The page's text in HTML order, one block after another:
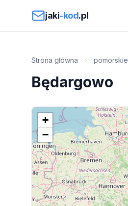
jaki-kod.pl
Strona główna pomorskie
Będargowo
+
−